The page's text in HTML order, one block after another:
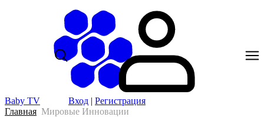
Baby TV Вход | Регистрация
Главная Мировые Инновации